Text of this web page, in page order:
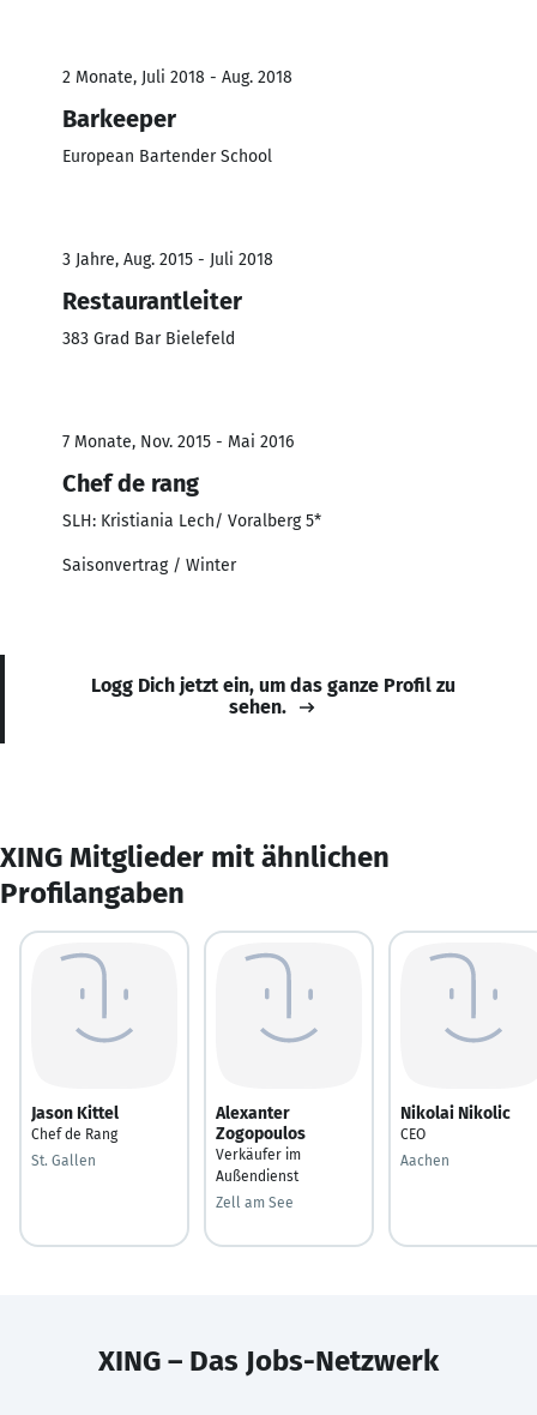
2 Monate, Juli 2018 - Aug. 2018
Barkeeper
European Bartender School
3 Jahre, Aug. 2015 - Juli 2018
Restaurantleiter
383 Grad Bar Bielefeld
7 Monate, Nov. 2015 - Mai 2016
Chef de rang
SLH: Kristiania Lech/ Voralberg 5*
Saisonvertrag / Winter
Logg Dich jetzt ein, um das ganze Profil zu
sehen.
XING Mitglieder mit ähnlichen
Profilangaben
Jason Kittel
Chef de Rang
St. Gallen
Alexanter
Zogopoulos
Verkäufer im
Außendienst
Zell am See
Nikolai Nikolic
CEO
Aachen
XING – Das Jobs-Netzwerk